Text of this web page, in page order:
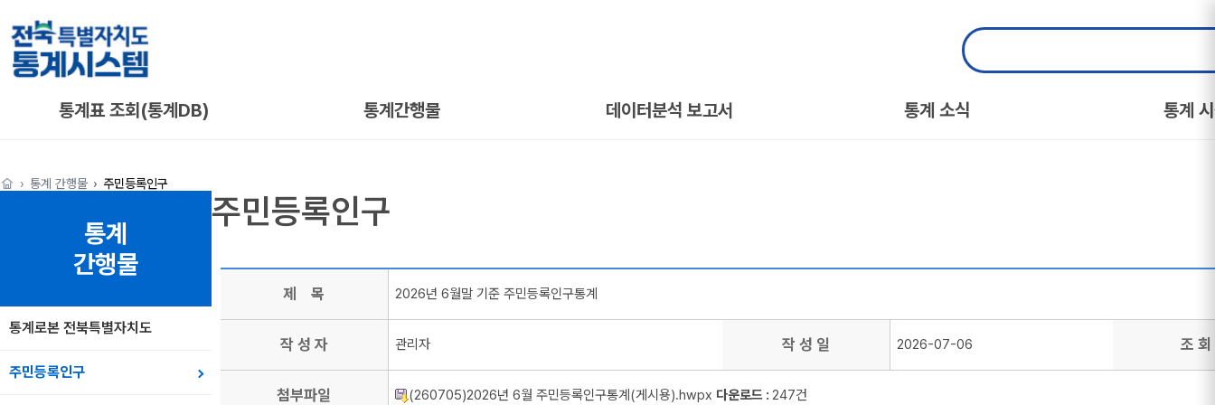
통계표 조회(통계DB) 통계간행물 데이터분석 보고서 통계 소식 통계
통계 간행물 주민등록인구
통계
간행물
통계로본 전북특별자치도
주민등록인구
주민등록인구
제 목 2026년 6월말 기준 주민등록인구통계
작 성 자 관리자 작 성 일 2026-07-06 조 회
첨부파일 (260705)2026년 6월 주민등록인구통계(게시용).hwpx 다운로드 : 247건